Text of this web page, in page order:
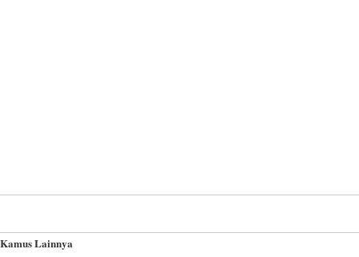
Kamus Lainnya